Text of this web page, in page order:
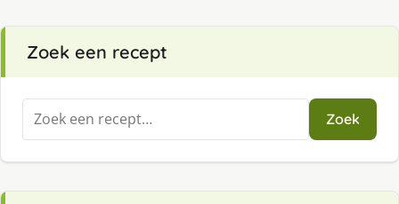
Zoek een recept
Zoeken
naar:
Zoek